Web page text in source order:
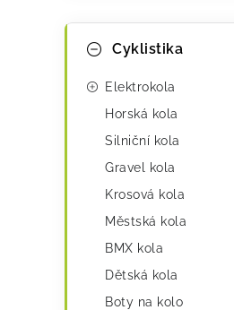
Přeskočit
kategorie
K
Cyklistika
Elektrokola
Horská kola
Silniční kola
Gravel kola
Krosová kola
Městská kola
BMX kola
Dětská kola
Boty na kolo